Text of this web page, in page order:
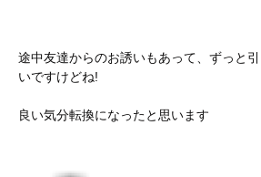
途中友達からのお誘いもあって、ずっと
いですけどね!
良い気分転換になったと思います